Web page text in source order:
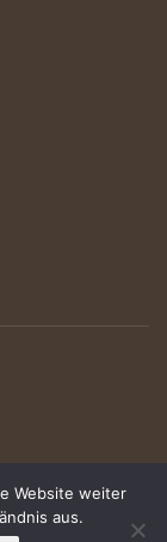
Website weiter
aus.